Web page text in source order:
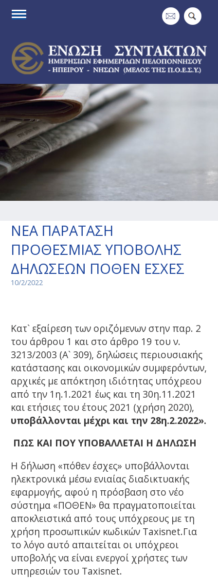
ΝΕΑ ΠΑΡΑΤΑΣΗ
ΠΡΟΘΕΣΜΙΑΣ ΥΠΟΒΟΛΗΣ
ΔΗΛΩΣΕΩΝ ΠΟΘΕΝ ΕΣΧΕΣ
10/2/2022
Κατ` εξαίρεση των οριζόμενων στην παρ. 2
του άρθρου 1 και στο άρθρο 19 του ν.
3213/2003 (Α` 309), δηλώσεις περιουσιακής
κατάστασης και οικονομικών συμφερόντων,
αρχικές με απόκτηση ιδιότητας υπόχρεου
από την 1η.1.2021 έως και τη 30η.11.2021
και ετήσιες του έτους 2021 (χρήση 2020),
υποβάλλονται μέχρι και την 28η.2.2022».
ΠΩΣ ΚΑΙ ΠΟΥ ΥΠΟΒΑΛΛΕΤΑΙ Η ΔΗΛΩΣΗ
Η δήλωση «πόθεν έσχες» υποβάλλονται
ηλεκτρονικά μέσω ενιαίας διαδικτυακής
εφαρμογής, αφού η πρόσβαση στο νέο
σύστημα «ΠΟΘΕΝ» θα πραγματοποιείται
αποκλειστικά από τους υπόχρεους με τη
χρήση προσωπικών κωδικών Taxisnet.Για
το λόγο αυτό απαιτείται οι υπόχρεοι
υποβολής να είναι ενεργοί χρήστες των
υπηρεσιών του Taxisnet.